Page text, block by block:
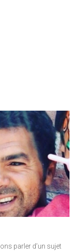
parler d’un sujet